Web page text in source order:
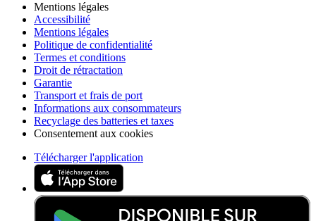
Mentions légales
Accessibilité
Mentions légales
Politique de confidentialité
Termes et conditions
Droit de rétractation
Garantie
Transport et frais de port
Informations aux consommateurs
Recyclage des batteries et taxes
Consentement aux cookies
Télécharger l'application